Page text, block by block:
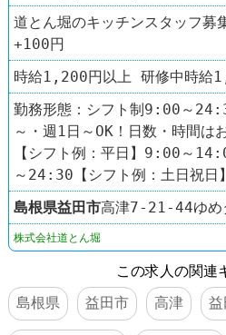
道とん堀のキッチンスタッフ
+100円
時給1,200円以上 研修中時給
勤務形態：シフト制9:00～
～・週1日～OK！日数・時間は
【シフト例：平日】9:00～
～24:30【シフト例：土日祝
島根県益田市高津7-21-44ゆめ
株式会社道とん堀
この求人の関連
島根県
益田市 高津 益